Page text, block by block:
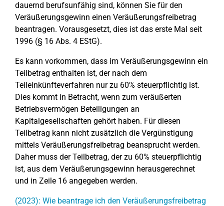
dauernd berufsunfähig sind, können Sie für den
Veräußerungsgewinn einen Veräußerungsfreibetrag
beantragen. Vorausgesetzt, dies ist das erste Mal seit
1996 (§ 16 Abs. 4 EStG).
Es kann vorkommen, dass im Veräußerungsgewinn ein
Teilbetrag enthalten ist, der nach dem
Teileinkünfteverfahren nur zu 60% steuerpflichtig ist.
Dies kommt in Betracht, wenn zum veräußerten
Betriebsvermögen Beteiligungen an
Kapitalgesellschaften gehört haben. Für diesen
Teilbetrag kann nicht zusätzlich die Vergünstigung
mittels Veräußerungsfreibetrag beansprucht werden.
Daher muss der Teilbetrag, der zu 60% steuerpflichtig
ist, aus dem Veräußerungsgewinn herausgerechnet
und in Zeile 16 angegeben werden.
(2023): Wie beantrage ich den Veräußerungsfreibetrag